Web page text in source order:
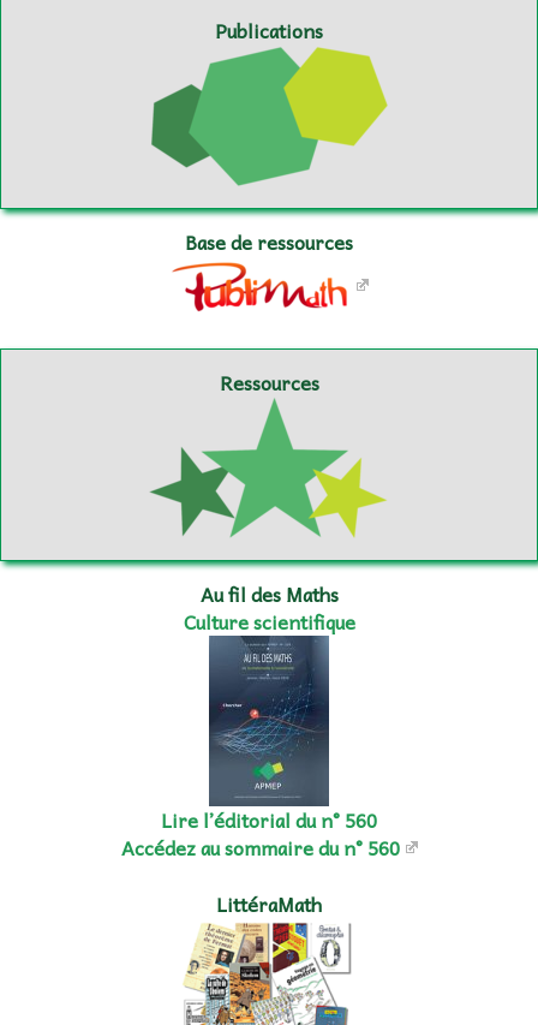
Publications
Base de ressources
Ressources
Au fil des Maths
Culture scientifique
Lire l’éditorial du n° 560
Accédez au sommaire du n° 560
LittéraMath